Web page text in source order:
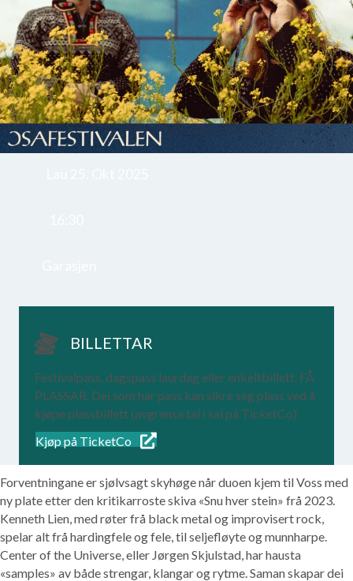
BILLETTAR
Festivalpass, dagspass laurdag eller enkeltbillett. FÅ
PLASSAR. Dei som har pass kan sikre seg plass ved å
kjøpe plassbillett (avgrensa tal i sal på TicketCo)
Kjøp på TicketCo
Forventningane er sjølvsagt skyhøge når duoen kjem til Voss med
ny plate etter den kritikarroste skiva «Snu hver stein» frå 2023.
Kenneth Lien, med røter frå black metal og improvisert rock,
spelar alt frå hardingfele og fele, til seljefløyte og munnharpe.
Center of the Universe, eller Jørgen Skjulstad, har hausta
«samples» av både strengar, klangar og rytme. Saman skapar dei